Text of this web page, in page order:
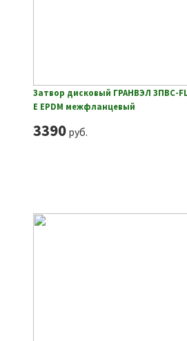
Затвор дисковый ГРАНВЭЛ ЗПВС-
E EPDM межфланцевый
3390руб.